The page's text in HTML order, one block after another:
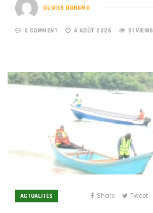
OLIVIER DONGMO
0 COMMENT 4 AOÛT 2026 51 VIEWS
ACTUALITÉS Share Tweet